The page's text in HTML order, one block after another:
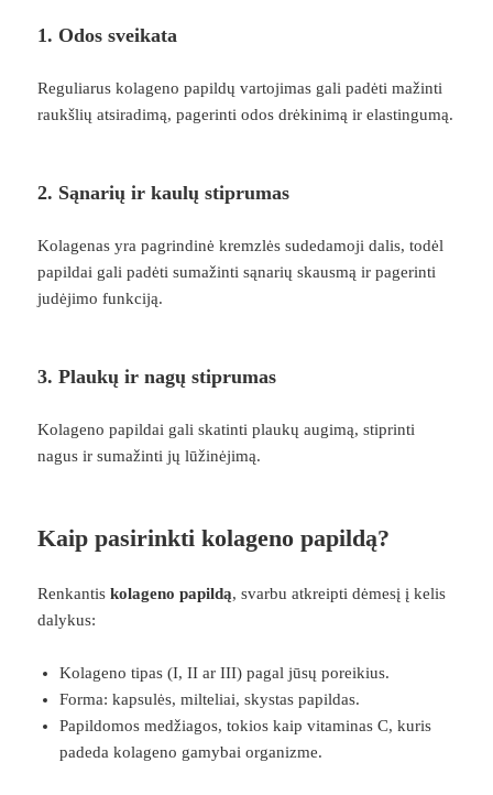
1. Odos sveikata
Reguliarus kolageno papildų vartojimas gali padėti mažinti
raukšlių atsiradimą, pagerinti odos drėkinimą ir elastingumą.
2. Sąnarių ir kaulų stiprumas
Kolagenas yra pagrindinė kremzlės sudedamoji dalis, todėl
papildai gali padėti sumažinti sąnarių skausmą ir pagerinti
judėjimo funkciją.
3. Plaukų ir nagų stiprumas
Kolageno papildai gali skatinti plaukų augimą, stiprinti
nagus ir sumažinti jų lūžinėjimą.
Kaip pasirinkti kolageno papildą?
Renkantiskolageno papildą, svarbu atkreipti dėmesį į kelis
dalykus:
Kolageno tipas (I, II ar III) pagal jūsų poreikius.
Forma: kapsulės, milteliai, skystas papildas.
Papildomos medžiagos, tokios kaip vitaminas C, kuris
padeda kolageno gamybai organizme.